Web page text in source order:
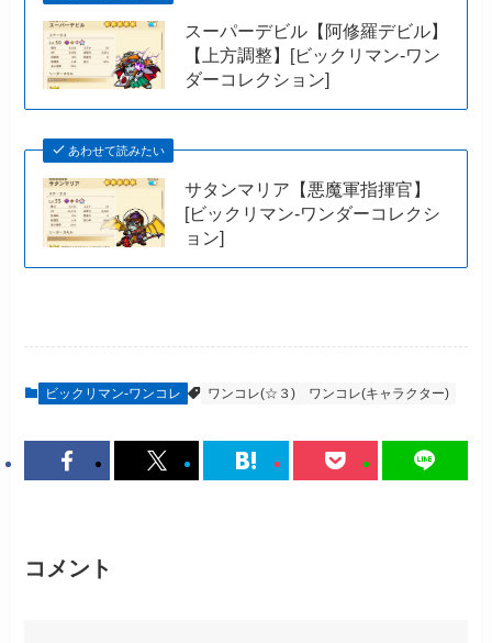
スーパーデビル【阿修羅デビル】
【上方調整】[ビックリマン-ワン
ダーコレクション]
あわせて読みたい
サタンマリア【悪魔軍指揮官】
[ビックリマン-ワンダーコレクシ
ョン]
ビックリマン-ワンコレ ワンコレ(☆３) ワンコレ(キャラクター)
コメント